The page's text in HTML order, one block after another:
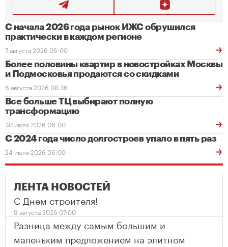
С начала 2026 года рынок ИЖС обрушился
практически в каждом регионе
7 августа 2026 06:00
Более половины квартир в новостройках Москвы
и Подмосковья продаются со скидками
6 августа 2026 08:36
Все больше ТЦ выбирают полную
трансформацию
30 июля 2026 06:00
С 2024 года число долгостроев упало в пять раз
24 июля 2026 06:00
ЛЕНТА НОВОСТЕЙ
С Днем строителя!
9 августа 2026 07:00
Разница между самым большим и
маленьким предложением на элитном